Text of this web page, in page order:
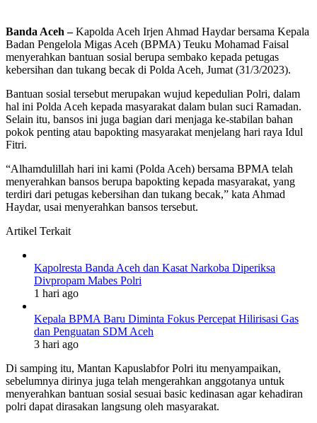
Banda Aceh –Kapolda Aceh Irjen Ahmad Haydar bersama Kepala
Badan Pengelola Migas Aceh (BPMA) Teuku Mohamad Faisal
menyerahkan bantuan sosial berupa sembako kepada petugas
kebersihan dan tukang becak di Polda Aceh, Jumat (31/3/2023).
Bantuan sosial tersebut merupakan wujud kepedulian Polri, dalam
hal ini Polda Aceh kepada masyarakat dalam bulan suci Ramadan.
Selain itu, bansos ini juga bagian dari menjaga ke-stabilan bahan
pokok penting atau bapokting masyarakat menjelang hari raya Idul
Fitri.
“Alhamdulillah hari ini kami (Polda Aceh) bersama BPMA telah
menyerahkan bansos berupa bapokting kepada masyarakat, yang
terdiri dari petugas kebersihan dan tukang becak,” kata Ahmad
Haydar, usai menyerahkan bansos tersebut.
Artikel Terkait
Kapolresta Banda Aceh dan Kasat Narkoba Diperiksa
Divpropam Mabes Polri
1 hari ago
Kepala BPMA Baru Diminta Fokus Percepat Hilirisasi Gas
dan Penguatan SDM Aceh
3 hari ago
Di samping itu, Mantan Kapuslabfor Polri itu menyampaikan,
sebelumnya dirinya juga telah mengerahkan anggotanya untuk
menyerahkan bantuan sosial sesuai basic kedinasan agar kehadiran
polri dapat dirasakan langsung oleh masyarakat.